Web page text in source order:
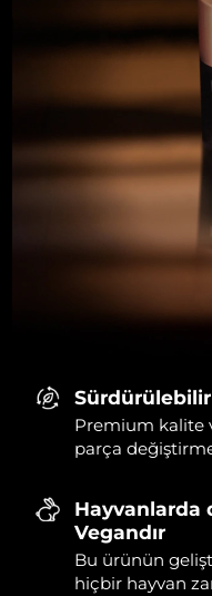
Sürdürülebilir
Premium kalite
parça
Hayvanlarda
Vegandır
Bu ürünün
hiçbir hayvan